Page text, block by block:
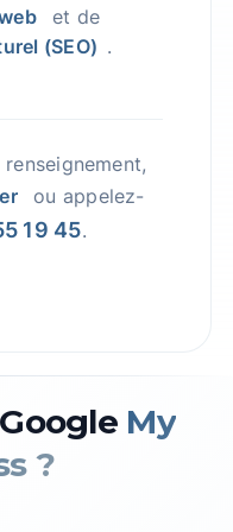
et de
(SEO) .
ou appelez-
19 45.
My
?